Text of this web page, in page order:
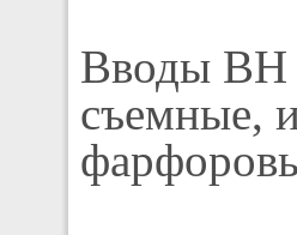
Вводы ВН
съемные,